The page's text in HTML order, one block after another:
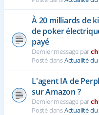
À 20 milliards de
de poker
payé
Dernier message par
Posté dansActualité du
L'agent IA de
sur Amazon ?
Dernier message par
Posté dansActualité du